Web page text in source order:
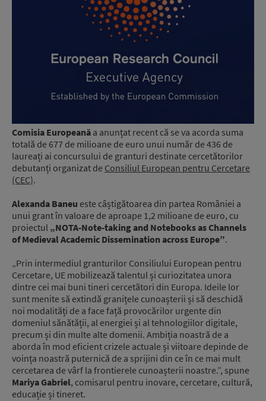
Comisia Europeană a anunțat recent că se va acorda suma
totală de 677 de milioane de euro unui număr de 436 de
laureați ai concursului de granturi destinate cercetătorilor
debutanți organizat de Consiliul European pentru Cercetare
(CEC).
Alexanda Baneu este câștigătoarea din partea României a
unui grant în valoare de aproape 1,2 milioane de euro, cu
proiectul „NOTA-Note-taking and Notebooks as Channels
of Medieval Academic Dissemination across Europe”.
„Prin intermediul granturilor Consiliului European pentru
Cercetare, UE mobilizează talentul și curiozitatea unora
dintre cei mai buni tineri cercetători din Europa. Ideile lor
sunt menite să extindă granițele cunoașterii și să deschidă
noi modalități de a face față provocărilor urgente din
domeniul sănătății, al energiei și al tehnologiilor digitale,
precum și din multe alte domenii. Ambiția noastră de a
aborda în mod eficient crizele actuale și viitoare depinde de
voința noastră puternică de a sprijini din ce în ce mai mult
cercetarea de vârf la frontierele cunoașterii noastre.”, spune
Mariya Gabriel, comisarul pentru inovare, cercetare, cultură,
educație și tineret.